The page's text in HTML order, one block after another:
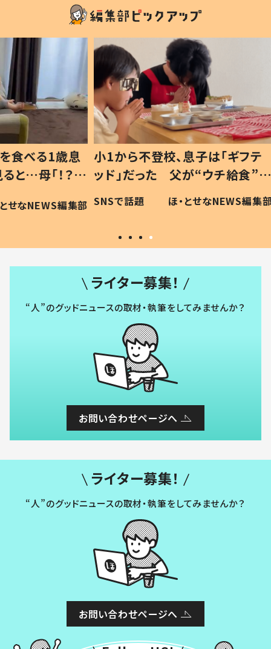
歳息
？」
編集部
小1から不登校、息子は「ギフテ
ッド」だった 父が“ウチ給食”を
作り続ける理由とは #令和の親
#令和の子
SNSで話題 ほ・とせなNEWS編集部
ひ孫
が、抱
「涙
い」
ライター募集！
“人”のグッドニュースの取材・執筆をしてみませんか？
お問い合わせページへ
ライター募集！
“人”のグッドニュースの取材・執筆をしてみませんか？
お問い合わせページへ